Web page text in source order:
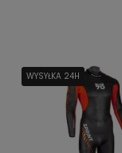
WYSYŁKA 24H
WYSYŁKA 24H